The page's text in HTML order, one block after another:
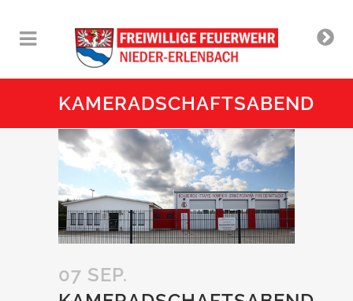
KAMERADSCHAFTSABEND
07 SEP.